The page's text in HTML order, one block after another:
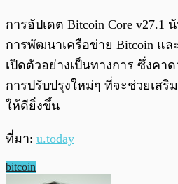
การอัปเดต Bitcoin Core v27.1
การพัฒนาเครือข่าย Bitcoin แ
เปิดตัวอย่างเป็นทางการ ซึ่งคา
การปรับปรุงใหม่ๆ ที่จะช่วยเสริ
ให้ดียิ่งขึ้น
ที่มา: u.today
bitcoin